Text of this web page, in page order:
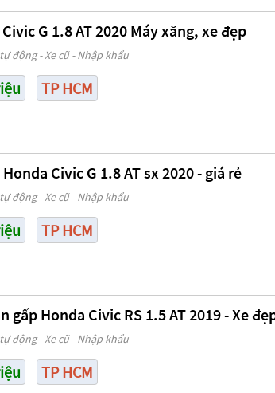
G 1.8 AT 2020 Máy xăng, xe đẹp
động - Xe cũ - Nhập khẩu
TP HCM
Civic G 1.8 AT sx 2020 - giá rẻ
động - Xe cũ - Nhập khẩu
TP HCM
gấp Honda Civic RS 1.5 AT 2019 - Xe
động - Xe cũ - Nhập khẩu
TP HCM